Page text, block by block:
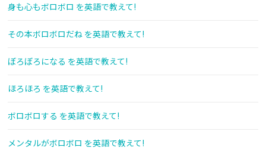
身も心もボロボロ を英語で教えて!
その本ボロボロだね を英語で教えて!
ぼろぼろになる を英語で教えて!
ほろほろ を英語で教えて!
ボロボロする を英語で教えて!
メンタルがボロボロ を英語で教えて!